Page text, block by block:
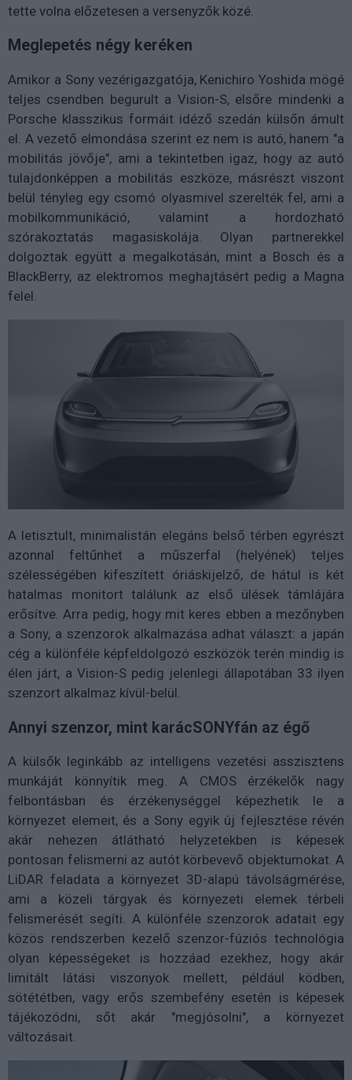
tette volna előzetesen a versenyzők közé.
Meglepetés négy keréken
Amikor a Sony vezérigazgatója, Kenichiro Yoshida mögé
teljes csendben begurult a Vision-S, elsőre mindenki a
Porsche klasszikus formáit idéző szedán külsőn ámult
el. A vezető elmondása szerint ez nem is autó, hanem "a
mobilitás jövője", ami a tekintetben igaz, hogy az autó
tulajdonképpen a mobilitás eszköze, másrészt viszont
belül tényleg egy csomó olyasmivel szerelték fel, ami a
mobilkommunikáció, valamint a hordozható
szórakoztatás magasiskolája. Olyan partnerekkel
dolgoztak együtt a megalkotásán, mint a Bosch és a
BlackBerry, az elektromos meghajtásért pedig a Magna
felel.
A letisztult, minimalistán elegáns belső térben egyrészt
azonnal feltűnhet a műszerfal (helyének) teljes
szélességében kifeszített óriáskijelző, de hátul is két
hatalmas monitort találunk az első ülések támlájára
erősítve. Arra pedig, hogy mit keres ebben a mezőnyben
a Sony, a szenzorok alkalmazása adhat választ: a japán
cég a különféle képfeldolgozó eszközök terén mindig is
élen járt, a Vision-S pedig jelenlegi állapotában 33 ilyen
szenzort alkalmaz kívül-belül.
Annyi szenzor, mint karácSONYfán az égő
A külsők leginkább az intelligens vezetési asszisztens
munkáját könnyítik meg. A CMOS érzékelők nagy
felbontásban és érzékenységgel képezhetik le a
környezet elemeit, és a Sony egyik új fejlesztése révén
akár nehezen átlátható helyzetekben is képesek
pontosan felismerni az autót körbevevő objektumokat. A
LiDAR feladata a környezet 3D-alapú távolságmérése,
ami a közeli tárgyak és környezeti elemek térbeli
felismerését segíti. A különféle szenzorok adatait egy
közös rendszerben kezelő szenzor-fúziós technológia
olyan képességeket is hozzáad ezekhez, hogy akár
limitált látási viszonyok mellett, például ködben,
sötététben, vagy erős szembefény esetén is képesek
tájékozódni, sőt akár "megjósolni", a környezet
változásait.